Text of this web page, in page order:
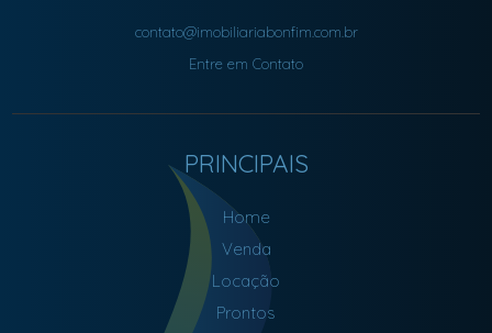
contato@imobiliariabonfim.com.br
Entre em Contato
PRINCIPAIS
Home
Venda
Locação
Prontos